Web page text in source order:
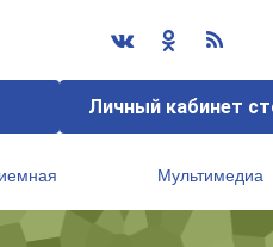
Личный кабинет
Мультимедиа